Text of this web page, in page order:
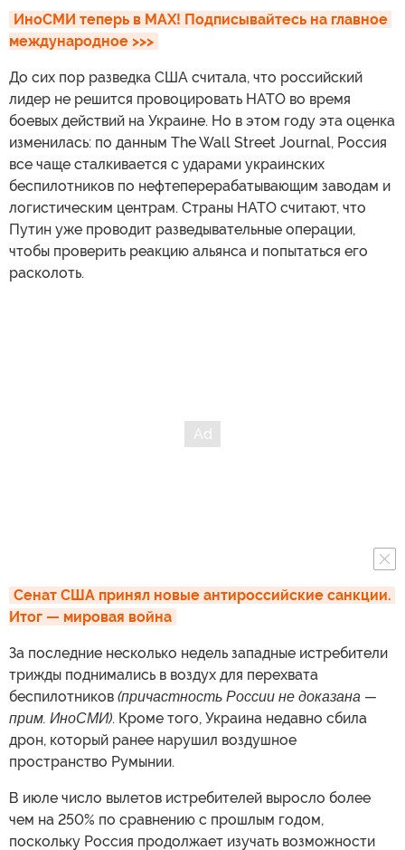
ИноСМИ теперь в MAX! Подписывайтесь на главное
международное >>>
До сих пор разведка США считала, что российский
лидер не решится провоцировать НАТО во время
боевых действий на Украине. Но в этом году эта оценка
изменилась: по данным The Wall Street Journal, Россия
все чаще сталкивается с ударами украинских
беспилотников по нефтеперерабатывающим заводам и
логистическим центрам. Страны НАТО считают, что
Путин уже проводит разведывательные операции,
чтобы проверить реакцию альянса и попытаться его
расколоть.
Сенат США принял новые антироссийские санкции.
Итог — мировая война
За последние несколько недель западные истребители
трижды поднимались в воздух для перехвата
беспилотников (причастность России не доказана —
прим. ИноСМИ). Кроме того, Украина недавно сбила
дрон, который ранее нарушил воздушное
пространство Румынии.
В июле число вылетов истребителей выросло более
чем на 250% по сравнению с прошлым годом,
поскольку Россия продолжает изучать возможности